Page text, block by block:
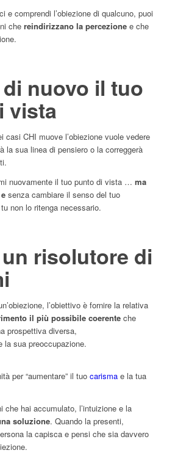
e comprendi l’obiezione di qualcuno, puoi
che reindirizzano la percezionee che
nuovo il tuo
vista
casi CHI muove l’obiezione vuole vedere
la sua linea di pensiero o la correggerà
nuovamente il tuo punto di vista … ma
senza cambiare il senso del tuo
non lo ritenga necessario.
risolutore di
l’obiettivo è fornire la relativa
il più possibile coerenteche
prospettiva diversa,
la sua preoccupazione.
per “aumentare” il tuo carismae la tua
che hai accumulato, l’intuizione e la
soluzione. Quando la presenti,
la capisca e pensi che sia davvero